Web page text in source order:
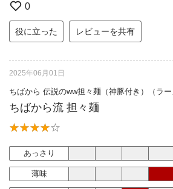
0
役に立った レビューを共有
2025年06月01日
ちばから 伝説のww担々麺（神豚付き）（ラー
ちばから流 担々麺
あっさり
薄味